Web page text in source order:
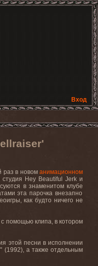
Вход
раз в новоманимационном
студия Hey Beautiful Jerk и
в знаменитом клубе
эта парочка внезапно
как будто ничего не
с помощью клипа, в котором
этой песни в исполнении
(1992), а также отдельным